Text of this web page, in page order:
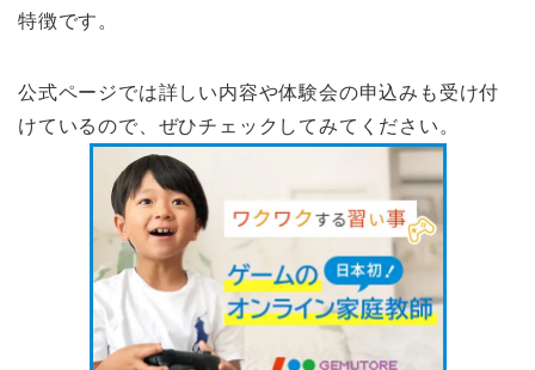
特徴です。
公式ページでは詳しい内容や体験会の申込みも受け付
けているので、ぜひチェックしてみてください。